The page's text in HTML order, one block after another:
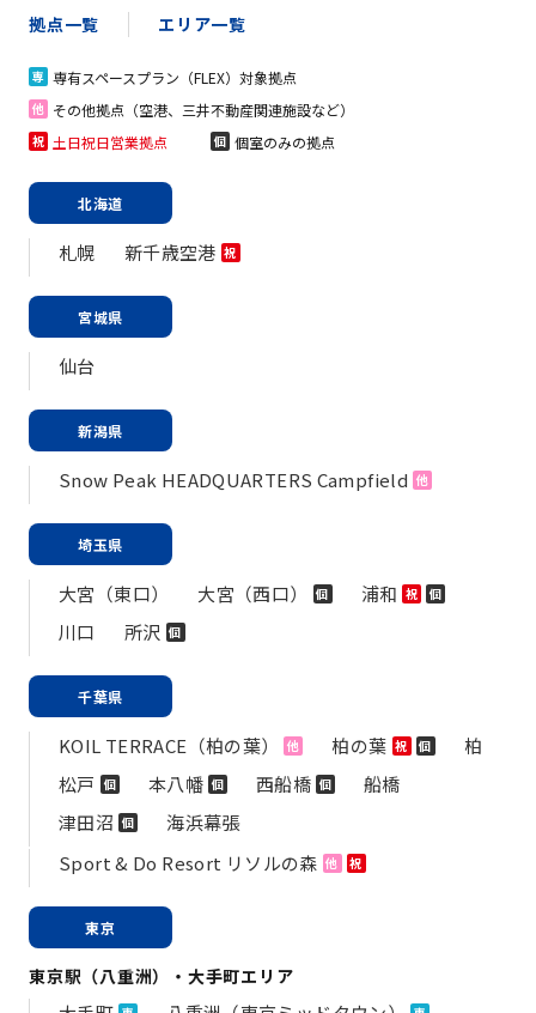
拠点一覧 エリア一覧
専 専有スペースプラン（FLEX）対象拠点
他 その他拠点（空港、三井不動産関連施設など）
祝 土日祝日営業拠点 個 個室のみの拠点
北海道
札幌 新千歳空港 祝
宮城県
仙台
新潟県
Snow Peak HEADQUARTERS Campfield 他
埼玉県
大宮（東口） 大宮（西口） 個 浦和 祝 個
川口 所沢 個
千葉県
KOIL TERRACE（柏の葉） 他 柏の葉 祝 個
柏
松戸 個 本八幡 個 西船橋 個
船橋
津田沼 個
海浜幕張
Sport & Do Resort リソルの森 他 祝
東京
東京駅（八重洲）・大手町エリア